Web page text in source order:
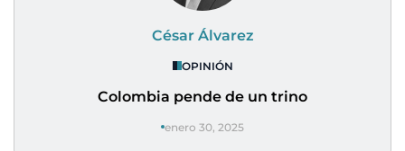
César Álvarez
OPINIÓN
Colombia pende de un trino
enero 30, 2025